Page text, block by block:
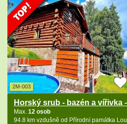
2M-003
Horský srub - bazén a vířivka
Max. 12 osob
94.8 km vzdušně od Přírodní památka